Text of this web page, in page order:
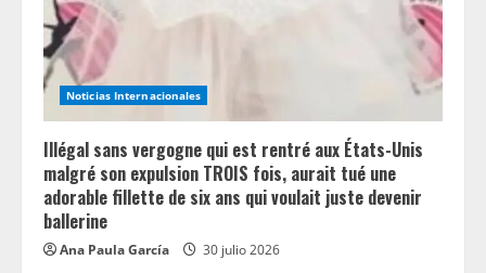
a
d
i
n
g
Noticias Internacionales
Illégal sans vergogne qui est rentré aux États-Unis
malgré son expulsion TROIS fois, aurait tué une
adorable fillette de six ans qui voulait juste devenir
ballerine
Ana Paula García 30 julio 2026